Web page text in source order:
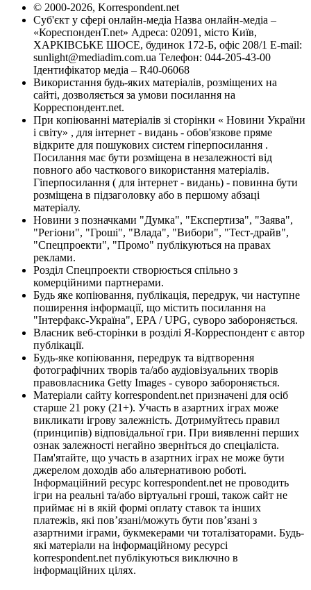
© 2000-2026, Korrespondent.net
Суб'єкт у сфері онлайн-медіа Назва онлайн-медіа –
«КореспонденТ.net» Адреса: 02091, місто Київ,
ХАРКІВСЬКЕ ШОСЕ, будинок 172-Б, офіс 208/1 E-mail:
sunlight@mediadim.com.ua Телефон: 044-205-43-00
Ідентифікатор медіа – R40-06068
Використання будь-яких матеріалів, розміщених на
сайті, дозволяється за умови посилання на
Корреспондент.net.
При копіюванні матеріалів зі сторінки « Новини України
і світу» , для інтернет - видань - обов'язкове пряме
відкрите для пошукових систем гіперпосилання .
Посилання має бути розміщена в незалежності від
повного або часткового використання матеріалів.
Гіперпосилання ( для інтернет - видань) - повинна бути
розміщена в підзаголовку або в першому абзаці
матеріалу.
Новини з позначками "Думка", "Експертиза", "Заява",
"Регіони", "Гроші", "Влада", "Вибори", "Тест-драйв",
"Спецпроекти", "Промо" публікуються на правах
реклами.
Розділ Спецпроекти створюється спільно з
комерційними партнерами.
Будь яке копіювання, публікація, передрук, чи наступне
поширення інформації, що містить посилання на
"Інтерфакс-Україна", EPA / UPG, суворо забороняється.
Власник веб-сторінки в розділі Я-Корреспондент є автор
публікації.
Будь-яке копіювання, передрук та відтворення
фотографічних творів та/або аудіовізуальних творів
правовласника Getty Images - суворо забороняється.
Матеріали сайту korrespondent.net призначені для осіб
старше 21 року (21+). Участь в азартних іграх може
викликати ігрову залежність. Дотримуйтесь правил
(принципів) відповідальної гри. При виявленні перших
ознак залежності негайно зверніться до спеціаліста.
Пам'ятайте, що участь в азартних іграх не може бути
джерелом доходів або альтернативою роботі.
Інформаційний ресурс korrespondent.net не проводить
ігри на реальні та/або віртуальні гроші, також сайт не
приймає ні в якій формі оплату ставок та інших
платежів, які пов’язані/можуть бути пов’язані з
азартними іграми, букмекерами чи тоталізаторами. Будь-
які матеріали на інформаційному ресурсі
korrespondent.net публікуються виключно в
інформаційних цілях.